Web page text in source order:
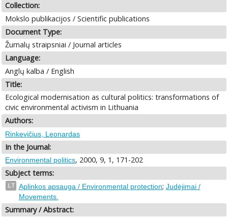
Collection:
Mokslo publikacijos / Scientific publications
Document Type:
Žurnalų straipsniai / Journal articles
Language:
Anglų kalba / English
Title:
Ecological modernisation as cultural politics: transformations of
civic environmental activism in Lithuania
Authors:
Rinkevičius, Leonardas
In the Journal:
Environmental politics, 2000, 9, 1, 171-202
Subject terms:
LT Aplinkos apsauga / Environmental protection; Judėjimai /
Movements.
Summary / Abstract: